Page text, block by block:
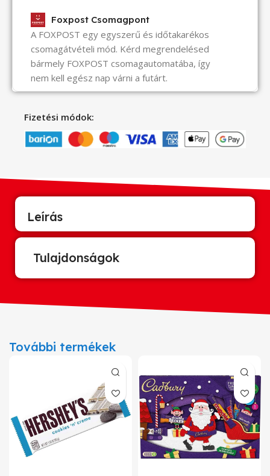
Foxpost Csomagpont
A FOXPOST egy egyszerű és időtakarékos
csomagátvételi mód. Kérd megrendelésed
bármely FOXPOST csomagautomatába, így
nem kell egész nap várni a futárt.
Fizetési módok:
Leírás
Tulajdonságok
További termékek